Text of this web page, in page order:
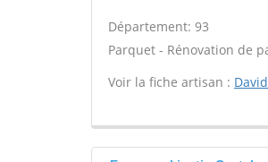
Département: 93
Parquet - Rénovation de
Voir la fiche artisan :